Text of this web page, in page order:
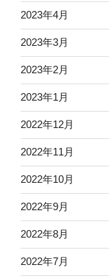
2023年4月
2023年3月
2023年2月
2023年1月
2022年12月
2022年11月
2022年10月
2022年9月
2022年8月
2022年7月